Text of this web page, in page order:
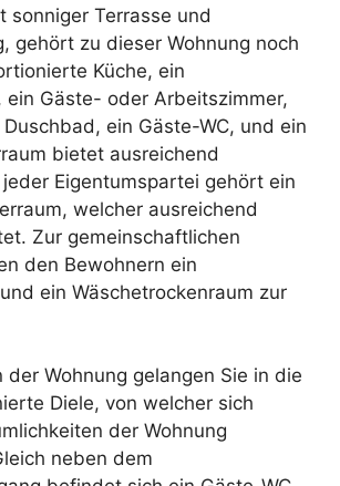
sonniger Terrasse und
gehört zu dieser Wohnung noch
Küche, ein
ein Gäste- oder Arbeitszimmer,
ein Gäste-WC, und ein
bietet ausreichend
Eigentumspartei gehört ein
welcher ausreichend
Zur gemeinschaftlichen
den Bewohnern ein
ein Wäschetrockenraum zur
der Wohnung gelangen Sie in die
Diele, von welcher sich
der Wohnung
neben dem